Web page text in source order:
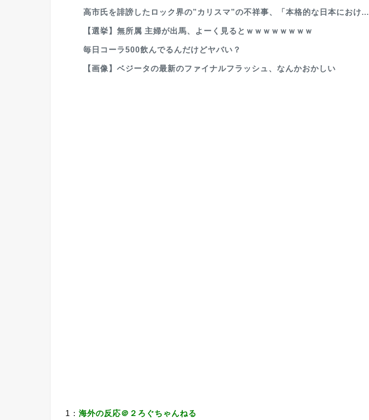
高市氏を誹謗したロック界の”カリスマ”の不祥事、「本格的な日本におけ...
【選挙】無所属 主婦が出馬、よーく見るとｗｗｗｗｗｗｗｗ
毎日コーラ500飲んでるんだけどヤバい？
【画像】ベジータの最新のファイナルフラッシュ、なんかおかしい
1： 海外の反応＠２ろぐちゃんねる